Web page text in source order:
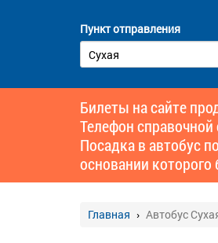
Пункт отправления
Билеты на сайте
Телефон
Посадка в автобус
основании
Главная Автобус